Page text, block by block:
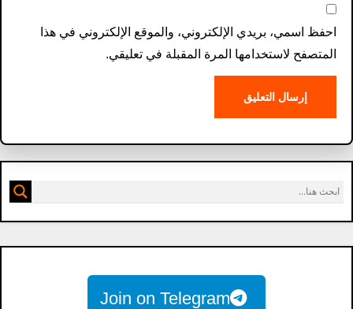
احفظ اسمي، بريدي الإلكتروني، والموقع الإلكتروني في هذا
المتصفح لاستخدامها المرة المقبلة في تعليقي.
Join on Telegram